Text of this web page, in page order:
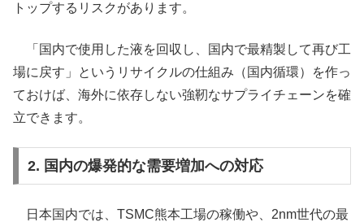
トップするリスクがあります。
「国内で使用した液を回収し、国内で最精製して再び工
場に戻す」というリサイクルの仕組み（国内循環）を作っ
ておけば、海外に依存しない強靭なサプライチェーンを確
立できます。
2. 国内の爆発的な需要増加への対応
日本国内では、TSMC熊本工場の稼働や、2nm世代の最